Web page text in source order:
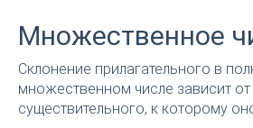
Множественное
Склонение прилагательного в
множественном числе зависит
существительного, к которому